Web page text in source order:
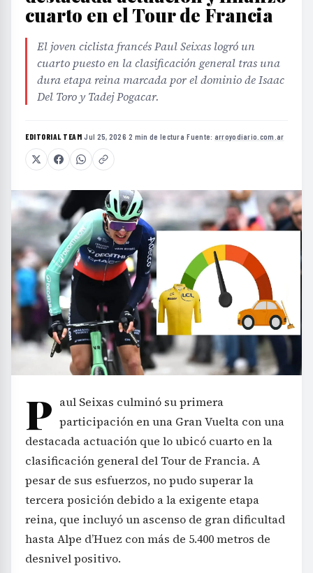
cuarto en el Tour de Francia
El joven ciclista francés Paul Seixas logró un
cuarto puesto en la clasificación general tras una
dura etapa reina marcada por el dominio de Isaac
Del Toro y Tadej Pogacar.
EDITORIAL TEAM·Jul 25, 2026·2 min de lectura·Fuente: arroyodiario.com.ar
P aul Seixas culminó su primera
participación en una Gran Vuelta con una
destacada actuación que lo ubicó cuarto en la
clasificación general del Tour de Francia. A
pesar de sus esfuerzos, no pudo superar la
tercera posición debido a la exigente etapa
reina, que incluyó un ascenso de gran dificultad
hasta Alpe d’Huez con más de 5.400 metros de
desnivel positivo.